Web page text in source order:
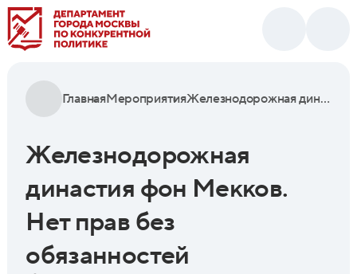
ГлавнаяМероприятия Железнодорожная династия фон Мекков. Нет прав без обязанностей
Железнодорожная
династия фон Мекков.
Нет прав без
обязанностей